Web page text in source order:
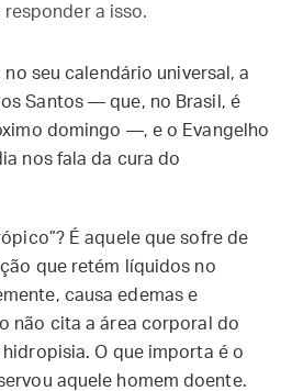
a isso.
seu calendário universal, a
Santos — que, no Brasil, é
domingo —, e o Evangelho
nos fala da cura do
É aquele que sofre de
que retém líquidos no
causa edemas e
não cita a área corporal do
O que importa é o
aquele homem doente.